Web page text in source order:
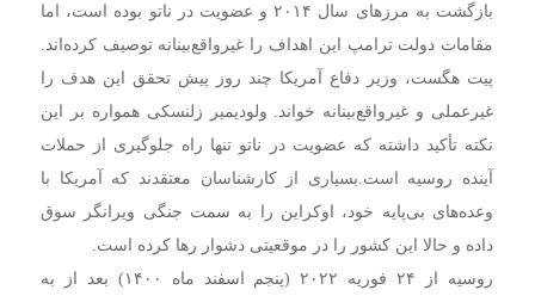
بازگشت به مرزهای سال ۲۰۱۴ و عضویت در ناتو بوده است، اما
مقامات دولت ترامپ این اهداف را غیرواقع‌بینانه توصیف کرده‌اند.
پیت هگست، وزیر دفاع آمریکا چند روز پیش تحقق این هدف را
غیرعملی و غیرواقع‌بینانه خواند. ولودیمیر زلنسکی همواره بر این
نکته تأکید داشته که عضویت در ناتو تنها راه جلوگیری از حملات
آینده روسیه است.بسیاری از کارشناسان معتقدند که آمریکا با
وعده‌های بی‌پایه خود، اوکراین را به سمت جنگی ویرانگر سوق
داده و حالا این کشور را در موقعیتی دشوار رها کرده است.
روسیه از ۲۴ فوریه ۲۰۲۲ (پنجم اسفند ماه ۱۴۰۰) بعد از به